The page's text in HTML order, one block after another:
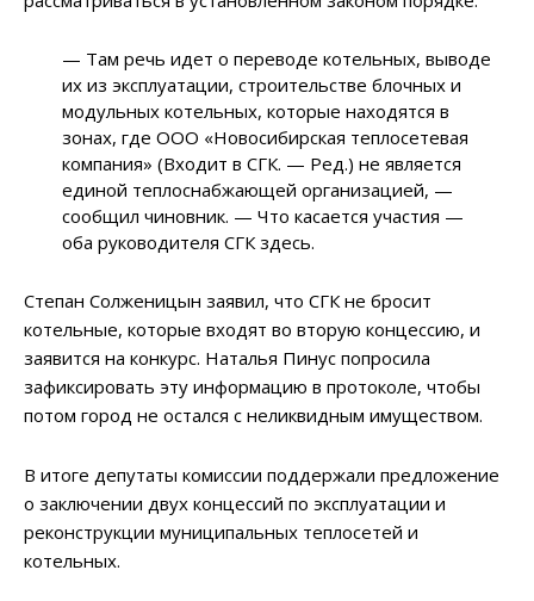
— Там речь идет о переводе котельных, выводе
их из эксплуатации, строительстве блочных и
модульных котельных, которые находятся в
зонах, где ООО «Новосибирская теплосетевая
компания» (Входит в СГК. — Ред.) не является
единой теплоснабжающей организацией, —
сообщил чиновник. — Что касается участия —
оба руководителя СГК здесь.
Степан Солженицын заявил, что СГК не бросит
котельные, которые входят во вторую концессию, и
заявится на конкурс. Наталья Пинус попросила
зафиксировать эту информацию в протоколе, чтобы
потом город не остался с неликвидным имуществом.
В итоге депутаты комиссии поддержали предложение
о заключении двух концессий по эксплуатации и
реконструкции муниципальных теплосетей и
котельных.